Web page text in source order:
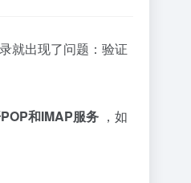
就出现了问题：验证
和IMAP服务 ，如